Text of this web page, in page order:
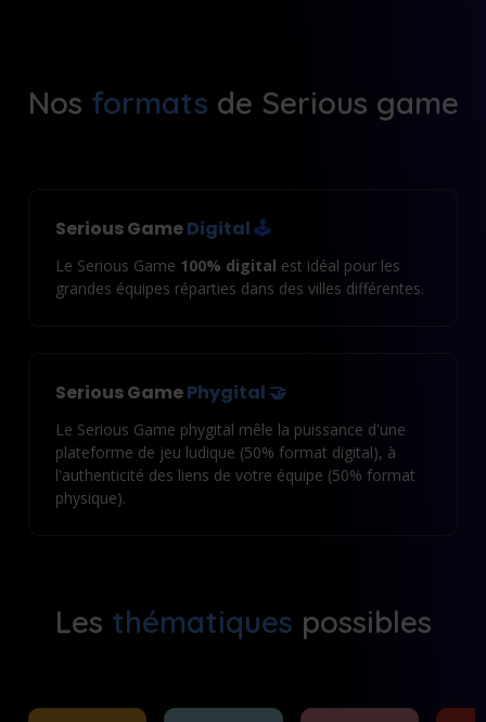
Nos formats de Serious game
Serious GameDigital🕹️
Le Serious Game 100% digital est idéal pour les
grandes équipes réparties dans des villes différentes.
Serious GamePhygital 🤝
Le Serious Game phygital mêle la puissance d'une
plateforme de jeu ludique (50% format digital), à
l'authenticité des liens de votre équipe (50% format
physique).
Les thématiques possibles